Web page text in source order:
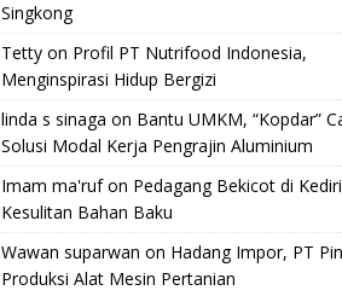
Singkong
Tettyon Profil PT Nutrifood Indonesia,
Menginspirasi Hidup Bergizi
linda s sinaga on Bantu UMKM, “Kopdar”
Solusi Modal Kerja Pengrajin Aluminium
Imam ma'rufon Pedagang Bekicot di Kediri
Kesulitan Bahan Baku
Wawan suparwan on Hadang Impor, PT
Produksi Alat Mesin Pertanian